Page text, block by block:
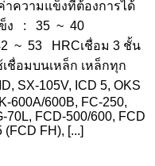
าความแข็งที่ต้องการได้
ข็ง : 35 ~ 40
~ 53 HRCเชื่อม 3 ชั้น
อมบนเหล็ก เหล็กทุก
SX-105V, ICD 5, OKS
600A/600B, FC-250,
70L, FCD-500/600, FCD
FH), [...]